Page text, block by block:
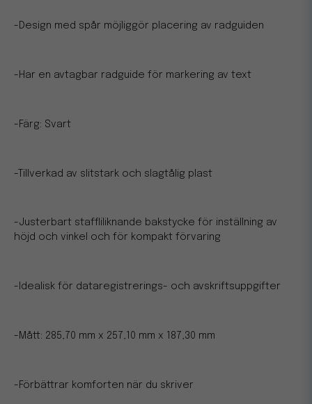
-Design med spår möjliggör placering av radguiden
-Har en avtagbar radguide för markering av text
-Färg: Svart
-Tillverkad av slitstark och slagtålig plast
-Justerbart staffliliknande bakstycke för inställning av
höjd och vinkel och för kompakt förvaring
-Idealisk för dataregistrerings- och avskriftsuppgifter
-Mått: 285,70 mm x 257,10 mm x 187,30 mm
-Förbättrar komforten när du skriver